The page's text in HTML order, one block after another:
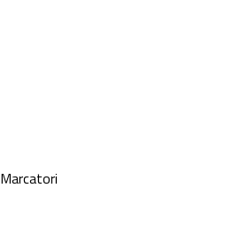
Marcatori